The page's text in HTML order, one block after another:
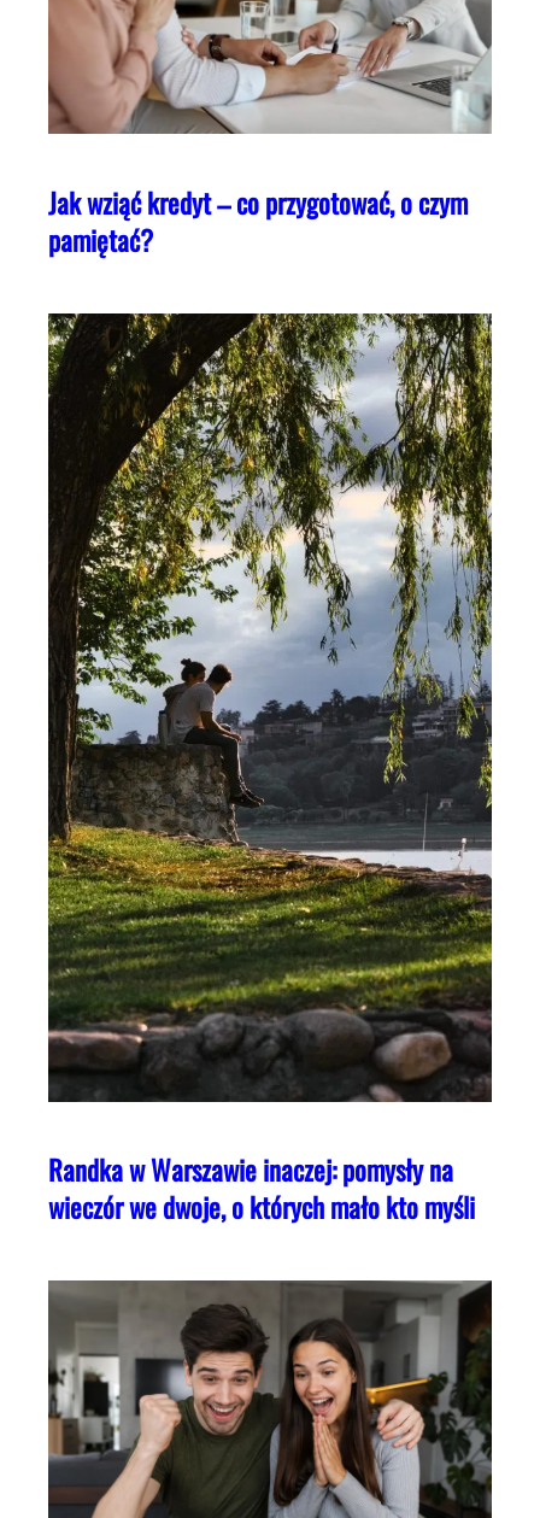
Jak wziąć kredyt – co przygotować, o czym
pamiętać?
Randka w Warszawie inaczej: pomysły na
wieczór we dwoje, o których mało kto myśli